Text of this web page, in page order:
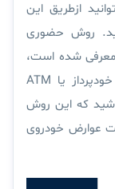
ازطریق این
روش حضوری
معرفی شده است،
تسویه عوارضی جاده‌ای ازطریق دستگاه‌های خودپرداز یا ATM
که این روش
عوارض خودروی